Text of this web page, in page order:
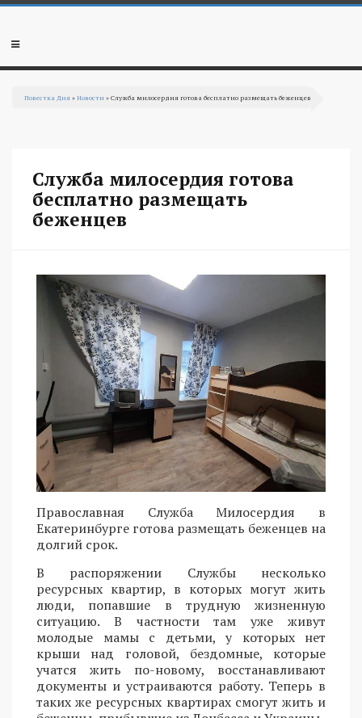
Перейти к основному содержанию
Мобильное
Повестка Дня »Новости » Служба милосердия готова бесплатно размещать беженцев
Служба милосердия готова
бесплатно размещать
беженцев
Православная Служба Милосердия в
Екатеринбурге готова размещать беженцев на
долгий срок.
В распоряжении Службы несколько
ресурсных квартир, в которых могут жить
люди, попавшие в трудную жизненную
ситуацию. В частности там уже живут
молодые мамы с детьми, у которых нет
крыши над головой, бездомные, которые
учатся жить по-новому, восстанавливают
документы и устраиваются работу. Теперь в
таких же ресурсных квартирах смогут жить и